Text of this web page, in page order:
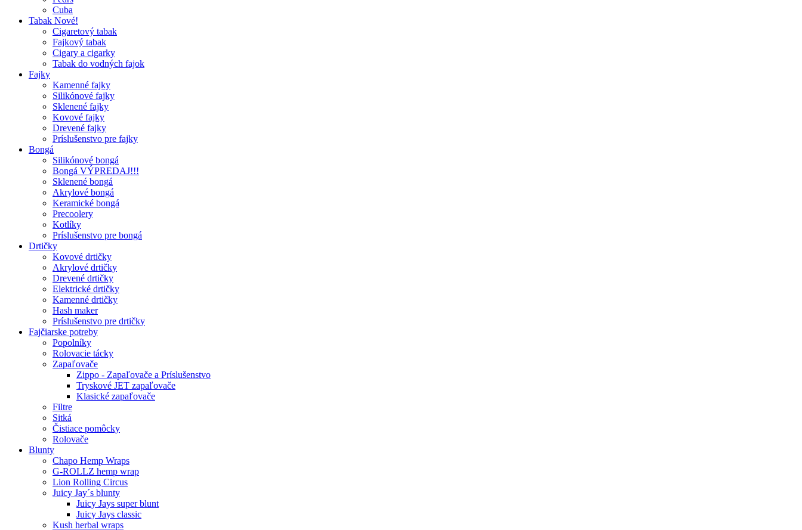
Cuba
Tabak Nové!
Cigaretový tabak
Fajkový tabak
Cigary a cigarky
Tabak do vodných fajok
Fajky
Kamenné fajky
Silikónové fajky
Sklenené fajky
Kovové fajky
Drevené fajky
Príslušenstvo pre fajky
Bongá
Silikónové bongá
Bongá VÝPREDAJ!!!
Sklenené bongá
Akrylové bongá
Keramické bongá
Precoolery
Kotlíky
Príslušenstvo pre bongá
Drtičky
Kovové drtičky
Akrylové drtičky
Drevené drtičky
Elektrické drtičky
Kamenné drtičky
Hash maker
Príslušenstvo pre drtičky
Fajčiarske potreby
Popolníky
Rolovacie tácky
Zapaľovače
Zippo - Zapaľovače a Príslušenstvo
Tryskové JET zapaľovače
Klasické zapaľovače
Filtre
Sitká
Čistiace pomôcky
Rolovače
Blunty
Chapo Hemp Wraps
G-ROLLZ hemp wrap
Lion Rolling Circus
Juicy Jay´s blunty
Juicy Jays super blunt
Juicy Jays classic
Kush herbal wraps